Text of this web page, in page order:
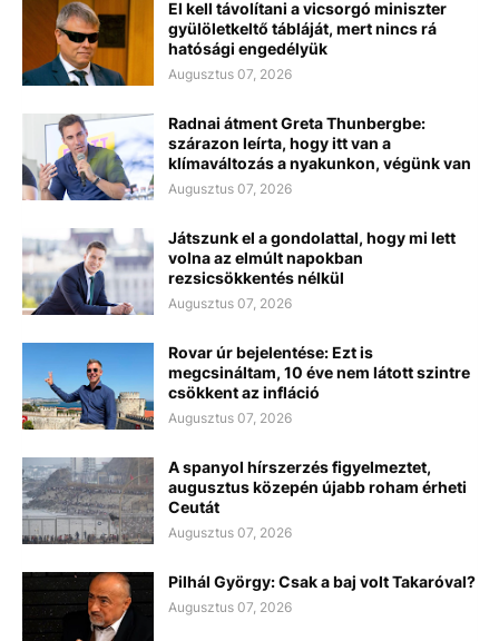
El kell távolítani a vicsorgó miniszter
gyülöletkeltő tábláját, mert nincs rá
hatósági engedélyük
Augusztus 07, 2026
Radnai átment Greta Thunbergbe:
szárazon leírta, hogy itt van a
klímaváltozás a nyakunkon, végünk van
Augusztus 07, 2026
Játszunk el a gondolattal, hogy mi lett
volna az elmúlt napokban
rezsicsökkentés nélkül
Augusztus 07, 2026
Rovar úr bejelentése: Ezt is
megcsináltam, 10 éve nem látott szintre
csökkent az infláció
Augusztus 07, 2026
A spanyol hírszerzés figyelmeztet,
augusztus közepén újabb roham érheti
Ceutát
Augusztus 07, 2026
Pilhál György: Csak a baj volt Takaróval?
Augusztus 07, 2026